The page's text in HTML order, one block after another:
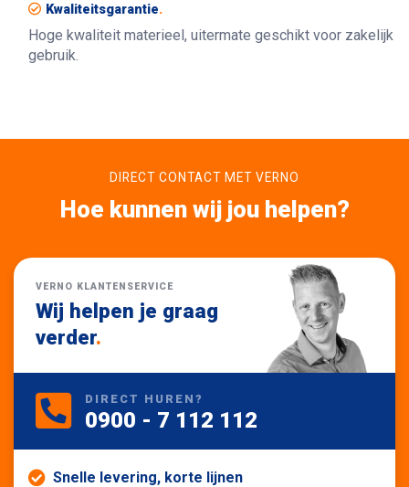
Kwaliteitsgarantie.
Hoge kwaliteit materieel, uitermate geschikt voor zakelijk
gebruik.
DIRECT CONTACT MET VERNO
Hoe kunnen wij jou helpen?
VERNO KLANTENSERVICE
Wij helpen je graag
verder.
DIRECT HUREN?
0900 - 7 112 112
Snelle levering, korte lijnen